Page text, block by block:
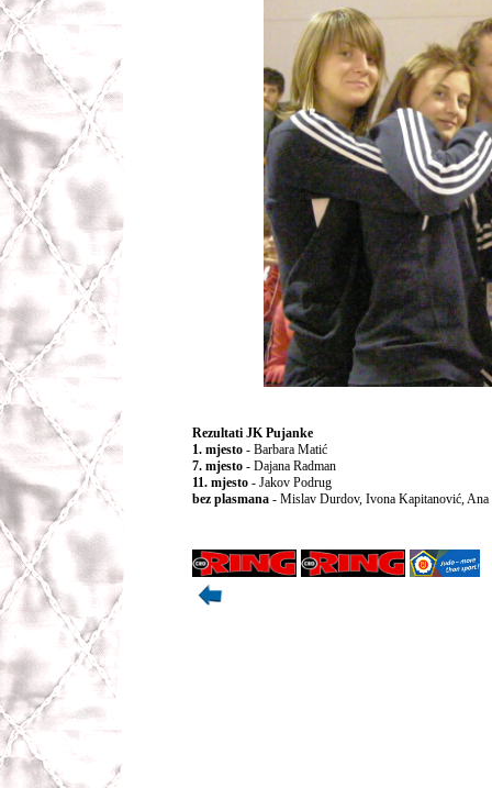
Rezultati JK Pujanke
1. mjesto - Barbara Matić
7. mjesto - Dajana Radman
11. mjesto - Jakov Podrug
bez plasmana - Mislav Durdov, Ivona Kapitanović,